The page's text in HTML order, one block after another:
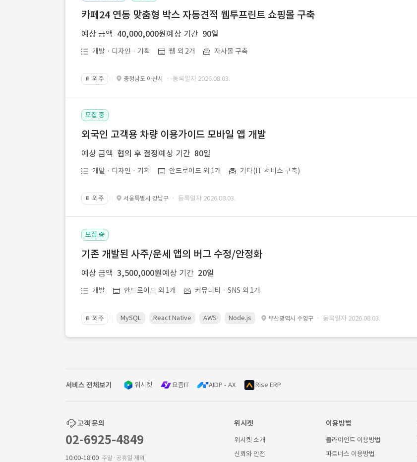
카페24 연동 맞춤형 박스 자동견적 웹투프린트 쇼핑몰 구축
예상 금액 40,000,000원 예상 기간 90일
개발 · 디자인 · 기획 웹 외 2개 자사몰 구축
📔 외주 충청남도 아산시 · 등록일자 2026.08.03.
모집 중
외국인 고객용 차량 이용가이드 모바일 앱 개발
예상 금액 협의 후 결정 예상 기간 80일
개발 · 디자인 · 기획 안드로이드 외 1개 기타(IT 서비스 구축)
📔 외주 서울특별시 강남구 · 등록일자 2026.08.03.
모집 중
기존 개발된 사주/운세 앱의 버그 수정/안정화
예상 금액 3,500,000원 예상 기간 20일
개발 안드로이드 외 1개 커뮤니티ㆍSNS 외 1개
📔 외주 MySQL React Native AWS Node.js 부산광역시 수영구 · 등록일자 2026.08.03.
서비스 전체보기 위시켓 요즘IT AIDP - AX Rise ERP
고객 문의
02-6925-4849
10:00-18:00 주말·공휴일 제외
위시켓
위시켓 소개
신뢰와 안전
이용방법
클라이언트 이용방법
파트너스 이용방법